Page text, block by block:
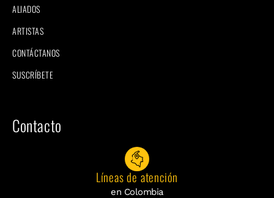
ALIADOS
ARTISTAS
CONTÁCTANOS
SUSCRÍBETE
Contacto
Líneas de atención
en Colombia